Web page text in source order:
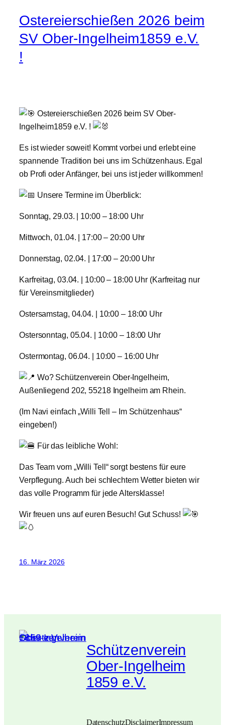
Ostereierschießen 2026 beim
SV Ober-Ingelheim1859 e.V.
!
Ostereierschießen 2026 beim SV Ober-
Ingelheim1859 e.V. !
​Es ist wieder soweit! Kommt vorbei und erlebt eine
spannende Tradition bei uns im Schützenhaus. Egal
ob Profi oder Anfänger, bei uns ist jeder willkommen!
Unsere Termine im Überblick:
​Sonntag, 29.03. | 10:00 – 18:00 Uhr
​Mittwoch, 01.04. | 17:00 – 20:00 Uhr
​Donnerstag, 02.04. | 17:00 – 20:00 Uhr
​Karfreitag, 03.04. | 10:00 – 18:00 Uhr (Karfreitag nur
für Vereinsmitglieder)
​Ostersamstag, 04.04. | 10:00 – 18:00 Uhr
​Ostersonntag, 05.04. | 10:00 – 18:00 Uhr
​Ostermontag, 06.04. | 10:00 – 16:00 Uhr
Wo? Schützenverein Ober-Ingelheim,
Außenliegend 202, 55218 Ingelheim am Rhein.
(Im Navi einfach „Willi Tell – Im Schützenhaus“
eingeben!)
Für das leibliche Wohl:
Das Team vom „Willi Tell“ sorgt bestens für eure
Verpflegung. Auch bei schlechtem Wetter bieten wir
das volle Programm für jede Altersklasse!
​Wir freuen uns auf euren Besuch! Gut Schuss!
16. März 2026
Schützenverein
Ober-Ingelheim
1859 e.V.
DatenschutzDisclaimerImpressum